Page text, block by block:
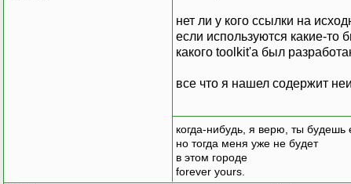
нет ли у кого ссылки на
если используются какие-
какого toolkit'а был
все что я нашел содержит
когда-нибудь, я верю, ты
но тогда меня уже не будет
в этом городе
forever yours.